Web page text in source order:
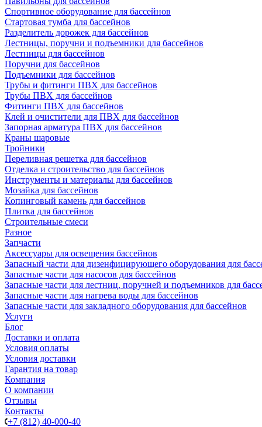
Спортивное оборудование для бассейнов
Стартовая тумба для бассейнов
Разделитель дорожек для бассейнов
Лестницы, поручни и подъемники для бассейнов
Лестницы для бассейнов
Поручни для бассейнов
Подъемники для бассейнов
Трубы и фитинги ПВХ для бассейнов
Трубы ПВХ для бассейнов
Фитинги ПВХ для бассейнов
Клей и очистители для ПВХ для бассейнов
Запорная арматура ПВХ для бассейнов
Краны шаровые
Тройники
Переливная решетка для бассейнов
Отделка и строительство для бассейнов
Инструменты и материалы для бассейнов
Мозайка для бассейнов
Копинговый камень для бассейнов
Плитка для бассейнов
Строительные смеси
Разное
Запчасти
Аксессуары для освещения бассейнов
Запасный части для дизенфицирующего оборудования для
Запасные части для насосов для бассейнов
Запасные части для лестниц, поручней и подъемников для
Запасные части для нагрева воды для бассейнов
Запасные части для закладного оборудования для бассейнов
Услуги
Блог
Доставки и оплата
Условия оплаты
Условия доставки
Гарантия на товар
Компания
О компании
Отзывы
Контакты
+7 (812) 40-000-40